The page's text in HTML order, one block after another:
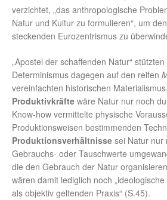
verzichtet, „das anthropologische
Natur und Kultur zu formulieren“, um
steckenden Eurozentrismus zu
„Apostel der schaffenden Natur“
Determinismus dagegen auf den reifen
vereinfachten historischen
Produktivkräfte wäre Natur nur noch
Know-how vermittelte physische
Produktionsweisen bestimmenden
Produktionsverhältnisse sei Natur nur
Gebrauchs- oder Tauschwerte
die den Gebrauch der Natur
wären damit lediglich noch
als objektiv geltenden Praxis“ (S.45).